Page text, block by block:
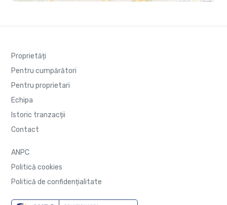
Proprietăți
Pentru cumpărători
Pentru proprietari
Echipa
Istoric tranzacții
Contact
ANPC
Politică cookies
Politică de confidențialitate